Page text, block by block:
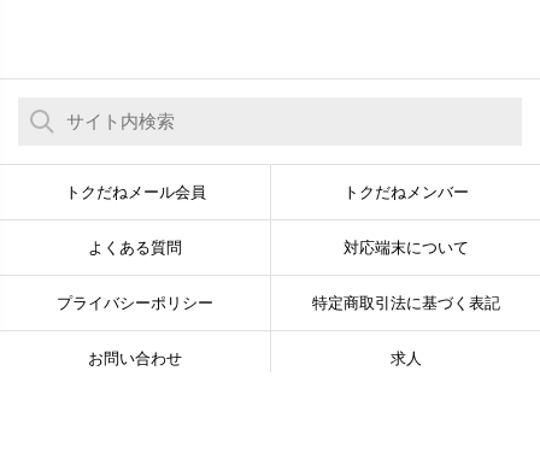
トクだねメール会員 トクだねメンバー
よくある質問 対応端末について
プライバシーポリシー 特定商取引法に基づく表記
お問い合わせ 求人